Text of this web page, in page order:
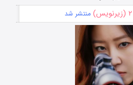
۲ (زیرنویس) منتشر شد